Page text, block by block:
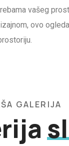
vašeg
ovo
GALERIJA